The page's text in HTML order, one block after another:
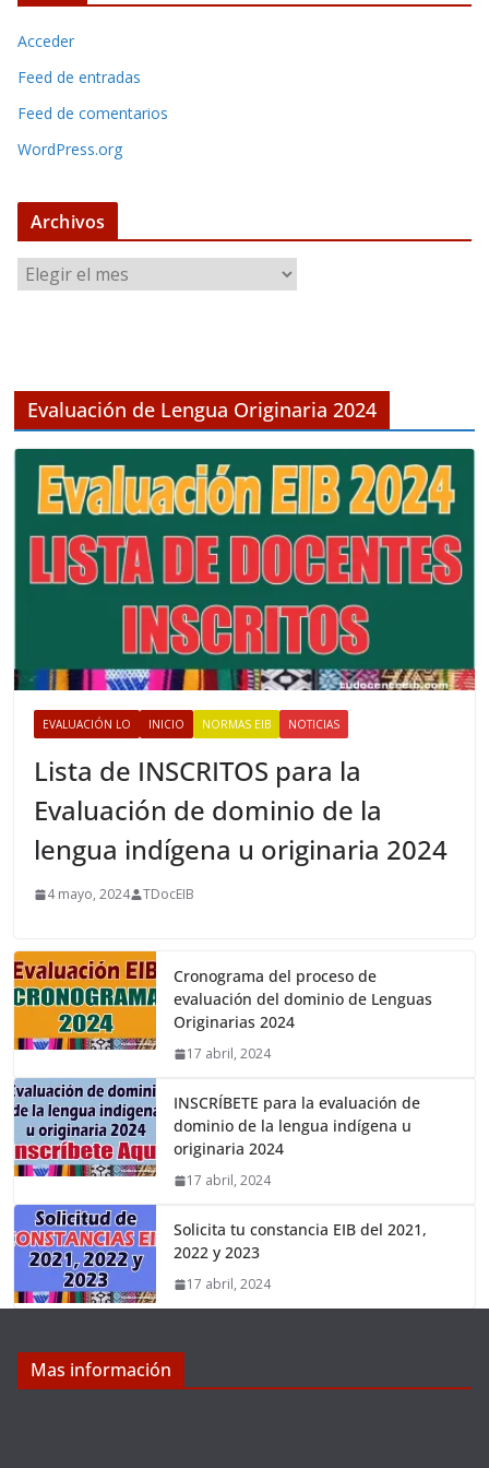
Acceder
Feed de entradas
Feed de comentarios
WordPress.org
Archivos
r
o
Evaluación de Lengua Originaria 2024
EVALUACIÓN LO INICIO NORMAS EIB NOTICIAS
Lista de INSCRITOS para la
Evaluación de dominio de la
lengua indígena u originaria 2024
4 mayo, 2024 TDocEIB
Cronograma del proceso de
evaluación del dominio de Lenguas
Originarias 2024
17 abril, 2024
INSCRÍBETE para la evaluación de
dominio de la lengua indígena u
originaria 2024
17 abril, 2024
Solicita tu constancia EIB del 2021,
2022 y 2023
17 abril, 2024
Mas información